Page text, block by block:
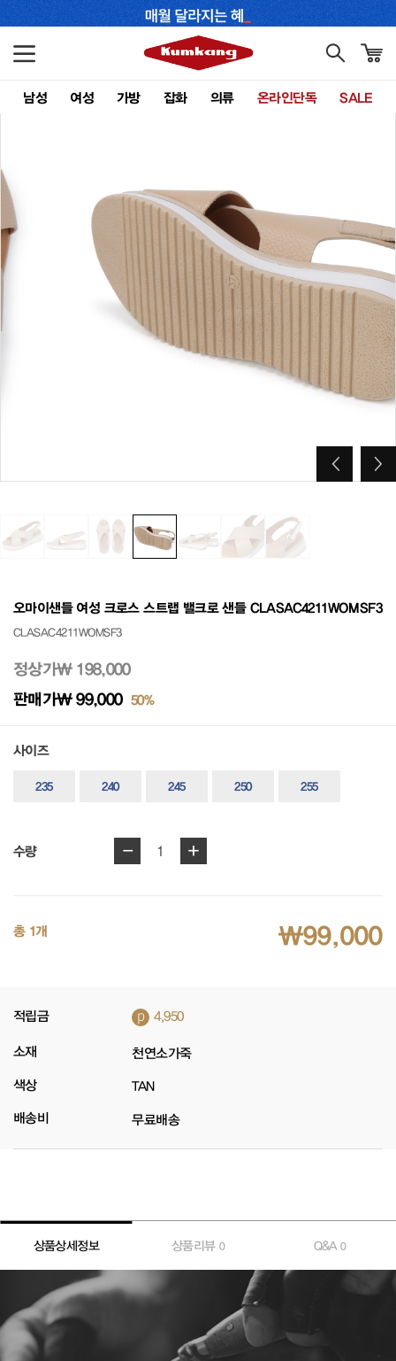
남성 여성 가방 잡화 의류 온라인단독 SALE
오마이샌들 여성 크로스 스트랩 밸크로 샌들 CLASAC4211WOMSF3
CLASAC4211WOMSF3
정상가₩ 198,000
판매가₩ 99,000 50%
사이즈
235 240 245 250 255
수량 - 1 +
총 1개 ₩99,000
적립금 p 4,950
소재 천연소가죽
색상 TAN
배송비 무료배송
상품상세정보 상품리뷰 0 Q&A0